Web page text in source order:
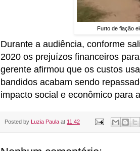
Furto de fiação
Durante a audiência, conforme
2020 os prejuízos financeiros
gerente afirmou que os custos
bandidos acabam sendo
impacto social e econômico para
Posted by Luzia Paula at 11:42